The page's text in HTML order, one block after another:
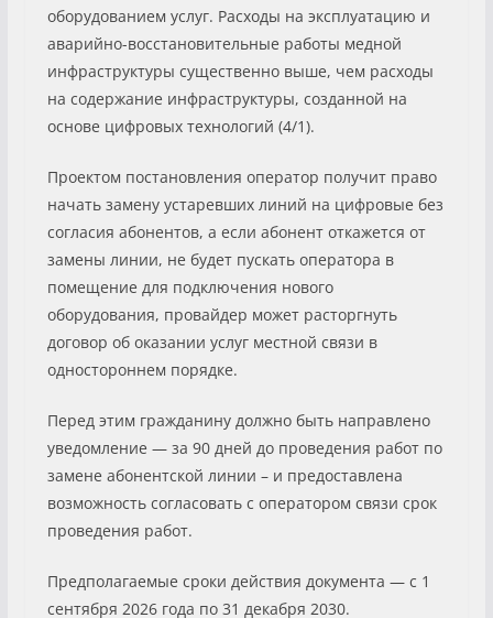
оборудованием услуг. Расходы на эксплуатацию и
аварийно-восстановительные работы медной
инфраструктуры существенно выше, чем расходы
на содержание инфраструктуры, созданной на
основе цифровых технологий (4/1).
Проектом постановления оператор получит право
начать замену устаревших линий на цифровые без
согласия абонентов, а если абонент откажется от
замены линии, не будет пускать оператора в
помещение для подключения нового
оборудования, провайдер может расторгнуть
договор об оказании услуг местной связи в
одностороннем порядке.
Перед этим гражданину должно быть направлено
уведомление — за 90 дней до проведения работ по
замене абонентской линии – и предоставлена
возможность согласовать с оператором связи срок
проведения работ.
Предполагаемые сроки действия документа — с 1
сентября 2026 года по 31 декабря 2030.